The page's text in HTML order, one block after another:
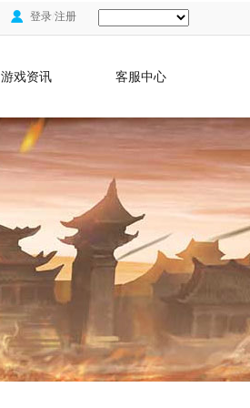
登录 注册
游戏资讯 客服中心